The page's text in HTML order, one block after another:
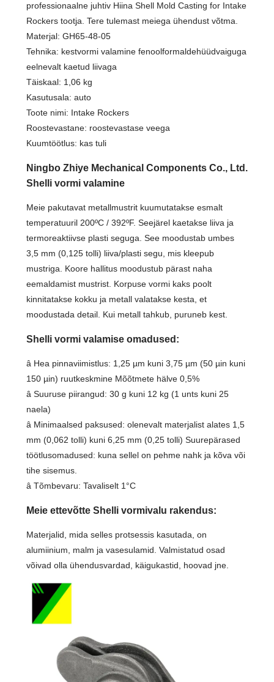
professionaalne juhtiv Hiina Shell Mold Casting for Intake
Rockers tootja. Tere tulemast meiega ühendust võtma.
Materjal: GH65-48-05
Tehnika: kestvormi valamine fenoolformaldehüüdvaiguga
eelnevalt kaetud liivaga
Täiskaal: 1,06 kg
Kasutusala: auto
Toote nimi: Intake Rockers
Roostevastane: roostevastase veega
Kuumtöötlus: kas tuli
Ningbo Zhiye Mechanical Components Co., Ltd.
Shelli vormi valamine
Meie pakutavat metallmustrit kuumutatakse esmalt
temperatuuril 200ºC / 392ºF. Seejärel kaetakse liiva ja
termoreaktiivse plasti seguga. See moodustab umbes
3,5 mm (0,125 tolli) liiva/plasti segu, mis kleepub
mustriga. Koore hallitus moodustub pärast naha
eemaldamist mustrist. Korpuse vormi kaks poolt
kinnitatakse kokku ja metall valatakse kesta, et
moodustada detail. Kui metall tahkub, puruneb kest.
Shelli vormi valamise omadused:
â Hea pinnaviimistlus: 1,25 µm kuni 3,75 µm (50 µin kuni
150 µin) ruutkeskmine Mõõtmete hälve 0,5%
â Suuruse piirangud: 30 g kuni 12 kg (1 unts kuni 25
naela)
â Minimaalsed paksused: olenevalt materjalist alates 1,5
mm (0,062 tolli) kuni 6,25 mm (0,25 tolli) Suurepärased
töötlusomadused: kuna sellel on pehme nahk ja kõva või
tihe sisemus.
â Tõmbevaru: Tavaliselt 1°C
Meie ettevõtte Shelli vormivalu rakendus:
Materjalid, mida selles protsessis kasutada, on
alumiinium, malm ja vasesulamid. Valmistatud osad
võivad olla ühendusvardad, käigukastid, hoovad jne.